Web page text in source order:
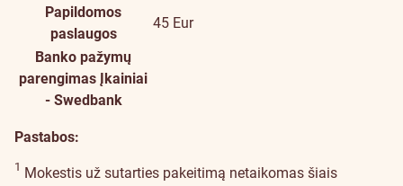
Papildomos
paslaugos
45 Eur
Banko pažymų
parengimas Įkainiai
- Swedbank
Pastabos:
1 Mokestis už sutarties pakeitimą netaikomas šiais